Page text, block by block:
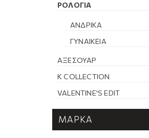
ΡΟΛΌΓΙΑ
ΑΝΔΡΙΚΆ
ΓΥΝΑΙΚΕΊΑ
ΑΞΕΣΟΥΆΡ
K COLLECTION
VALENTINE'S EDIT
ΜΆΡΚΑ